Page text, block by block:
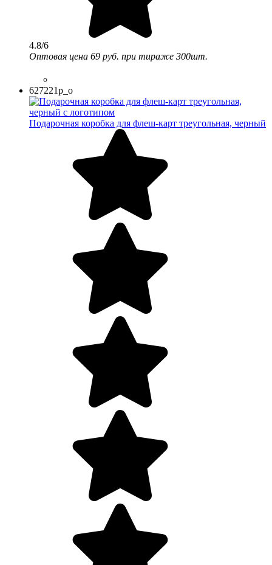
4.8/6
Оптовая цена 69 руб. при тираже 300шт.
627221p_o
Подарочная коробка для флеш-карт треугольная, черный